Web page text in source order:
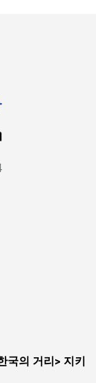
국의 거리> 지키